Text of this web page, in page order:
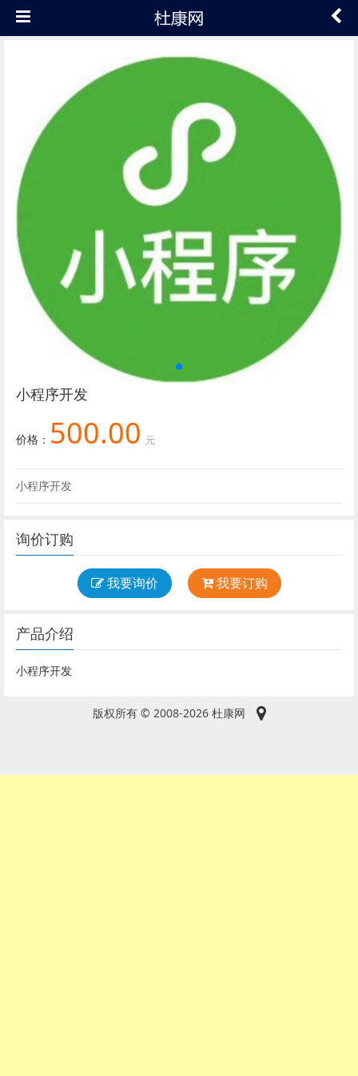
小程序开发
价格： 500.00 元
小程序开发
询价订购
我要询价 我要订购
产品介绍
小程序开发
版权所有 © 2008-2026 杜康网